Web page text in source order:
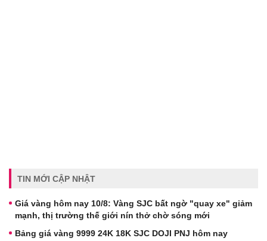
TIN MỚI CẬP NHẬT
Giá vàng hôm nay 10/8: Vàng SJC bất ngờ "quay xe" giảm
mạnh, thị trường thế giới nín thở chờ sóng mới
Bảng giá vàng 9999 24K 18K SJC DOJI PNJ hôm nay